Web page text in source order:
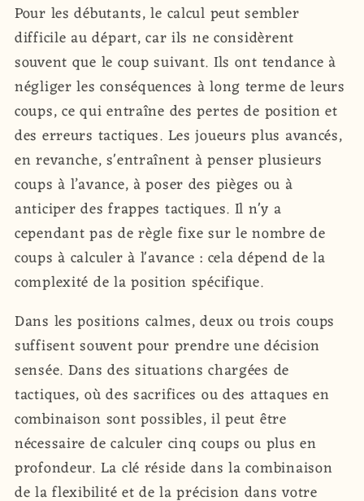
Pour les débutants, le calcul peut sembler
difficile au départ, car ils ne considèrent
souvent que le coup suivant. Ils ont tendance à
négliger les conséquences à long terme de leurs
coups, ce qui entraîne des pertes de position et
des erreurs tactiques. Les joueurs plus avancés,
en revanche, s'entraînent à penser plusieurs
coups à l’avance, à poser des pièges ou à
anticiper des frappes tactiques. Il n'y a
cependant pas de règle fixe sur le nombre de
coups à calculer à l'avance : cela dépend de la
complexité de la position spécifique.
Dans les positions calmes, deux ou trois coups
suffisent souvent pour prendre une décision
sensée. Dans des situations chargées de
tactiques, où des sacrifices ou des attaques en
combinaison sont possibles, il peut être
nécessaire de calculer cinq coups ou plus en
profondeur. La clé réside dans la combinaison
de la flexibilité et de la précision dans votre